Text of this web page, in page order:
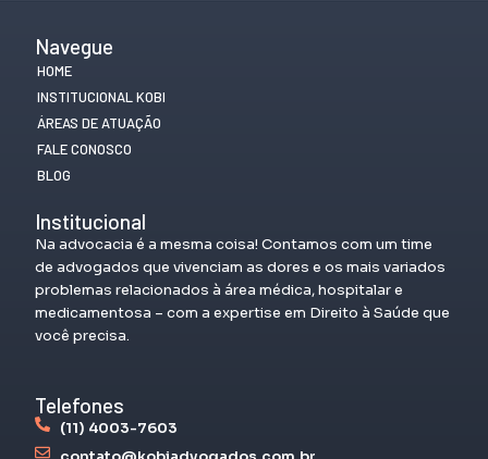
Navegue
HOME
INSTITUCIONAL KOBI
ÁREAS DE ATUAÇÃO
FALE CONOSCO
BLOG
Institucional
Na advocacia é a mesma coisa! Contamos com um time
de advogados que vivenciam as dores e os mais variados
problemas relacionados à área médica, hospitalar e
medicamentosa – com a expertise em Direito à Saúde que
você precisa.
Telefones
(11) 4003-7603